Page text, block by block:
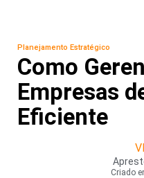
Planejamento Estratégico
Como
Empresas
Eficiente
Criado